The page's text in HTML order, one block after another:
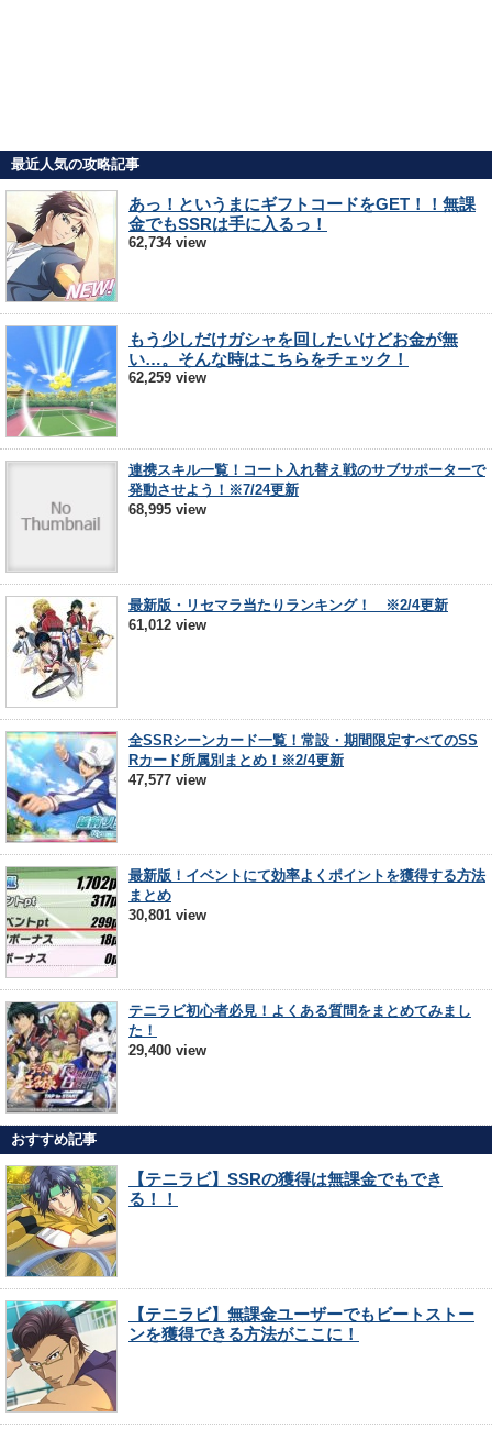
最近人気の攻略記事
あっ！というまにギフトコードをGET！！無課
金でもSSRは手に入るっ！
62,734 view
もう少しだけガシャを回したいけどお金が無
い…。そんな時はこちらをチェック！
62,259 view
連携スキル一覧！コート入れ替え戦のサブサポーターで
発動させよう！※7/24更新
68,995 view
最新版・リセマラ当たりランキング！ ※2/4更新
61,012 view
全SSRシーンカード一覧！常設・期間限定すべてのSS
Rカード所属別まとめ！※2/4更新
47,577 view
最新版！イベントにて効率よくポイントを獲得する方法
まとめ
30,801 view
テニラビ初心者必見！よくある質問をまとめてみまし
た！
29,400 view
おすすめ記事
【テニラビ】SSRの獲得は無課金でもでき
る！！
【テニラビ】無課金ユーザーでもビートストー
ンを獲得できる方法がここに！